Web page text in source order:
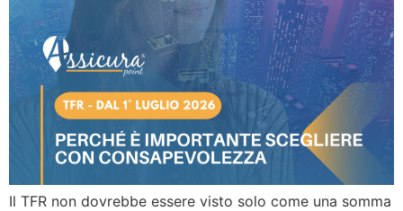
Il TFR non dovrebbe essere visto solo come una somma